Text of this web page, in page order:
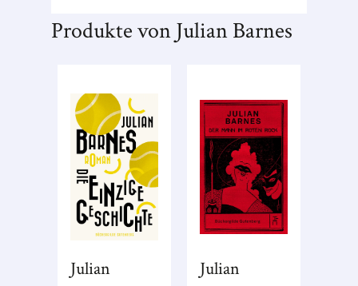
Produkte von Julian Barnes
Julian
Julian